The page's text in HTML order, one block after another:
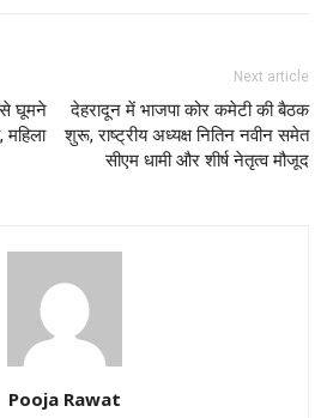
से घूमने
Next article
देहरादून में भाजपा कोर कमेटी की बैठक
शुरू, राष्ट्रीय अध्यक्ष नितिन नवीन समेत
सीएम धामी और शीर्ष नेतृत्व मौजूद
Pooja Rawat